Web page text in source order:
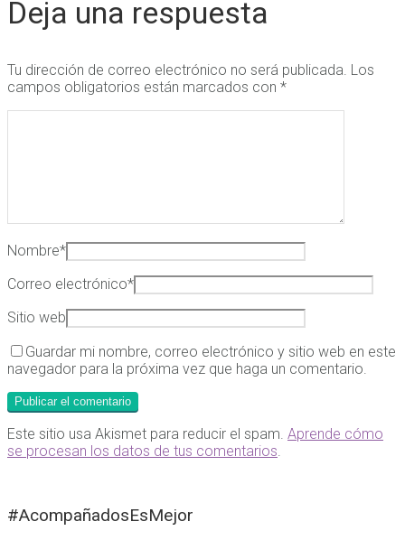
Deja una respuesta
Tu dirección de correo electrónico no será publicada. Los
campos obligatorios están marcados con *
Nombre*
Correo electrónico*
Sitio web
Guardar mi nombre, correo electrónico y sitio web en este
navegador para la próxima vez que haga un comentario.
Este sitio usa Akismet para reducir el spam. Aprende cómo
se procesan los datos de tus comentarios.
#AcompañadosEsMejor